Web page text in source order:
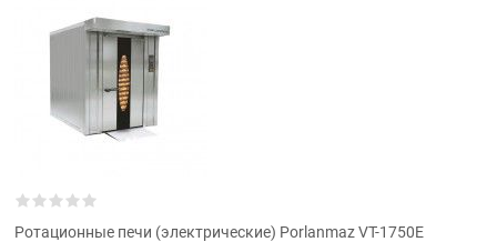
Ротационные печи (электрические) Porlanmaz VT-1750E